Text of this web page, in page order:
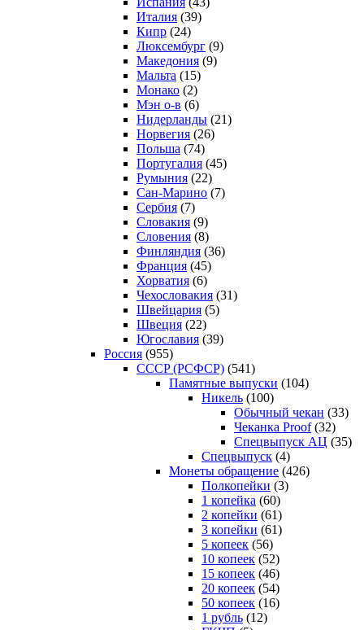
Италия (39)
Кипр (24)
Люксембург (9)
Македония (9)
Мальта (15)
Монако (2)
Мэн о-в (6)
Нидерланды (21)
Норвегия (26)
Польша (74)
Португалия (45)
Румыния (22)
Сан-Марино (7)
Сербия (7)
Словакия (9)
Словения (8)
Финляндия (36)
Франция (45)
Хорватия (6)
Чехословакия (31)
Швейцария (5)
Швеция (22)
Югославия (39)
Россия (955)
CCCP (РСФСР) (541)
Памятные выпуски (104)
Никель (100)
Обычный чекан (33)
Чеканка Proof(32)
Спецвыпуск АЦ (35)
Спецвыпуск (4)
Монеты обращение (426)
Полкопейки (3)
1 копейка (60)
2 копейки (61)
3 копейки (61)
5 копеек (56)
10 копеек (52)
15 копеек (46)
20 копеек (54)
50 копеек (16)
1 рубль (12)